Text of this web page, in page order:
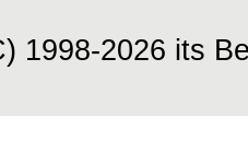
1998-2026 its